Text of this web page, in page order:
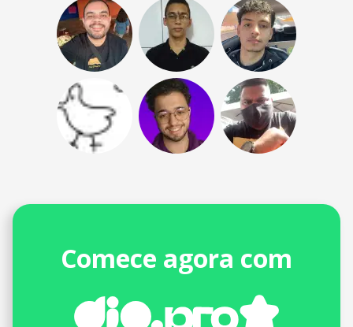
Comece agora com